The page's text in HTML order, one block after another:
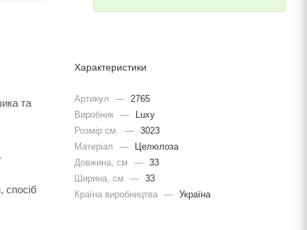
та
спосіб
Характеристики
Артикул —
2765
Виробник —
Luxy
Розмір см.
— 3023
Матеріал
—
Целюлоза
Довжина, cм
— 33
Ширина, cм
— 33
Країна виробництва — Україна